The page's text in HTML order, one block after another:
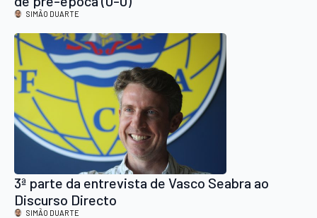
SIMÃO DUARTE
3ª parte da entrevista de Vasco Seabra ao
Discurso Directo
SIMÃO DUARTE